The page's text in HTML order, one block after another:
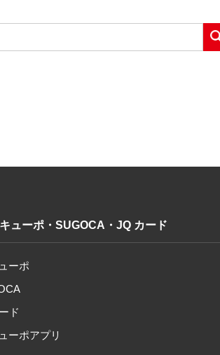
ューポ・SUGOCA・JQ カード
ーポ
ド
ーポアプリ